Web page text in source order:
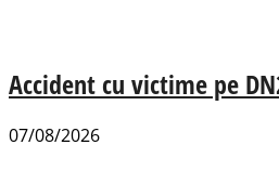
Accident cu victime pe
07/08/2026